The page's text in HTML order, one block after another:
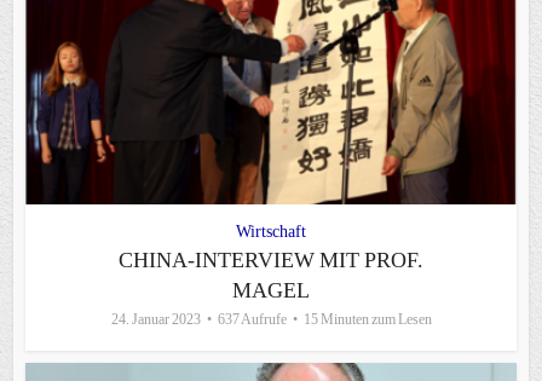
Wirtschaft
CHINA-INTERVIEW MIT PROF.
MAGEL
24. Januar 2023 637 Aufrufe 15 Minuten zum Lesen